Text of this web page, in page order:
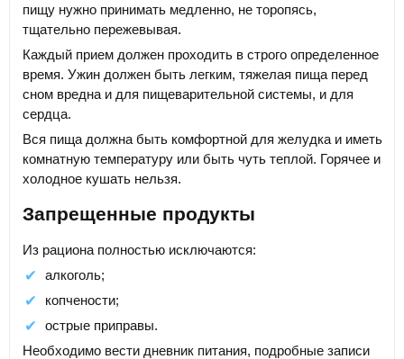
пищу нужно принимать медленно, не торопясь,
тщательно пережевывая.
Каждый прием должен проходить в строго определенное
время. Ужин должен быть легким, тяжелая пища перед
сном вредна и для пищеварительной системы, и для
сердца.
Вся пища должна быть комфортной для желудка и иметь
комнатную температуру или быть чуть теплой. Горячее и
холодное кушать нельзя.
Запрещенные продукты
Из рациона полностью исключаются:
алкоголь;
копчености;
острые приправы.
Необходимо вести дневник питания, подробные записи